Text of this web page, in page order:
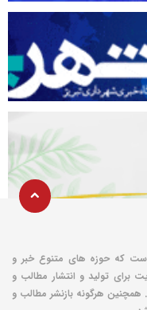
است که حوزه های متنوع خبر و
تولید و انتشار مطالب و
همچنین هرگونه بازنشر مطالب و